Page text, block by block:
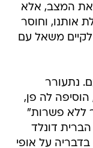
את המצב, אלא
אותנו, וחוסר
לקיים משאל עם
נתעורר
הוסיפה לה פן,
פשרות" 
דונלד
על אופי